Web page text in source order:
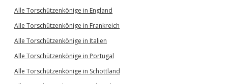
Alle Torschützenkönige in England
Alle Torschützenkönige in Frankreich
Alle Torschützenkönige in Italien
Alle Torschützenkönige in Portugal
Alle Torschützenkönige in Schottland